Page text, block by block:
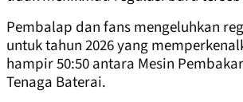
Pembalap dan fans mengeluhkan
untuk tahun 2026 yang
hampir 50:50 antara Mesin
Tenaga Baterai.